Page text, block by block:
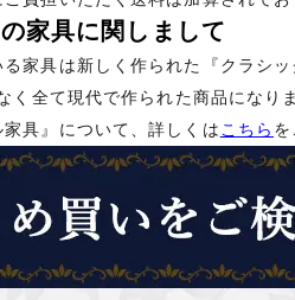
家具に関しまして
家具は新しく作られた『クラシ
く全て現代で作られた商品になりま
家具』について、詳しくは こちら を